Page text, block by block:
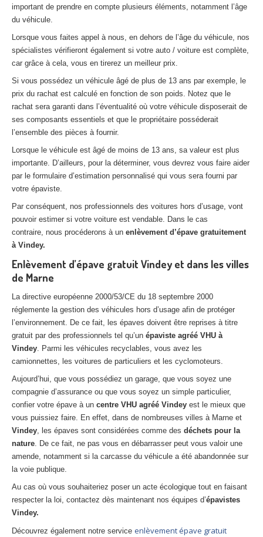
important de prendre en compte plusieurs éléments, notamment l’âge
du véhicule.
Lorsque vous faites appel à nous, en dehors de l’âge du véhicule, nos
spécialistes vérifieront également si votre auto / voiture est complète,
car grâce à cela, vous en tirerez un meilleur prix.
Si vous possédez un véhicule âgé de plus de 13 ans par exemple, le
prix du rachat est calculé en fonction de son poids. Notez que le
rachat sera garanti dans l’éventualité où votre véhicule disposerait de
ses composants essentiels et que le propriétaire posséderait
l’ensemble des pièces à fournir.
Lorsque le véhicule est âgé de moins de 13 ans, sa valeur est plus
importante. D’ailleurs, pour la déterminer, vous devrez vous faire aider
par le formulaire d’estimation personnalisé qui vous sera fourni par
votre épaviste.
Par conséquent, nos professionnels des voitures hors d’usage, vont
pouvoir estimer si votre voiture est vendable. Dans le cas
contraire, nous procéderons à un enlèvement d’épave gratuitement
à Vindey.
Enlèvement d’épave gratuit Vindey et dans les villes
de Marne
La directive européenne 2000/53/CE du 18 septembre 2000
réglemente la gestion des véhicules hors d’usage afin de protéger
l’environnement. De ce fait, les épaves doivent être reprises à titre
gratuit par des professionnels tel qu’un épaviste agréé VHU à
Vindey. Parmi les véhicules recyclables, vous avez les
camionnettes, les voitures de particuliers et les cyclomoteurs.
Aujourd’hui, que vous possédiez un garage, que vous soyez une
compagnie d’assurance ou que vous soyez un simple particulier,
confier votre épave à un centre VHU agréé Vindey est le mieux que
vous puissiez faire. En effet, dans de nombreuses villes à Marne et
Vindey, les épaves sont considérées comme des déchets pour la
nature. De ce fait, ne pas vous en débarrasser peut vous valoir une
amende, notamment si la carcasse du véhicule a été abandonnée sur
la voie publique.
Au cas où vous souhaiteriez poser un acte écologique tout en faisant
respecter la loi, contactez dès maintenant nos équipes d’épavistes
Vindey.
Découvrez également notre service enlèvement épave gratuit